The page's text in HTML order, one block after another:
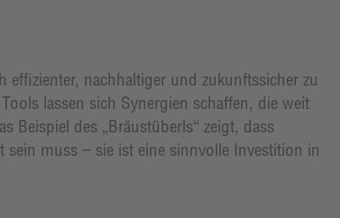
effizienter, nachhaltiger und zukunftssicher zu
lassen sich Synergien schaffen, die weit
Beispiel des „Bräustüberls“ zeigt, dass
muss – sie ist eine sinnvolle Investition in